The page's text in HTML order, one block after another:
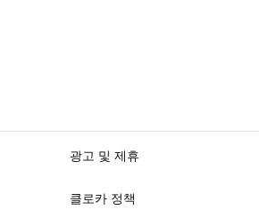
광고 및 제휴
클로카 정책